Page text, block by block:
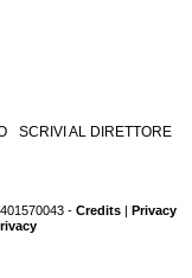
SCRIVI AL DIRETTORE
- Credits | Privacy